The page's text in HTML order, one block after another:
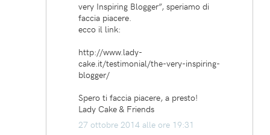
very Inspiring Blogger”, speriamo di
faccia piacere.
ecco il link:
http://www.lady-
cake.it/testimonial/the-very-inspiring-
blogger/
Spero ti faccia piacere, a presto!
Lady Cake & Friends
27 ottobre 2014 alle ore 19:31